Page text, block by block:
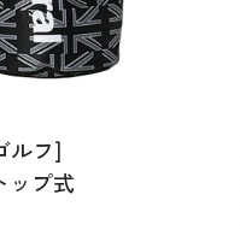
ルフ]
ップ式